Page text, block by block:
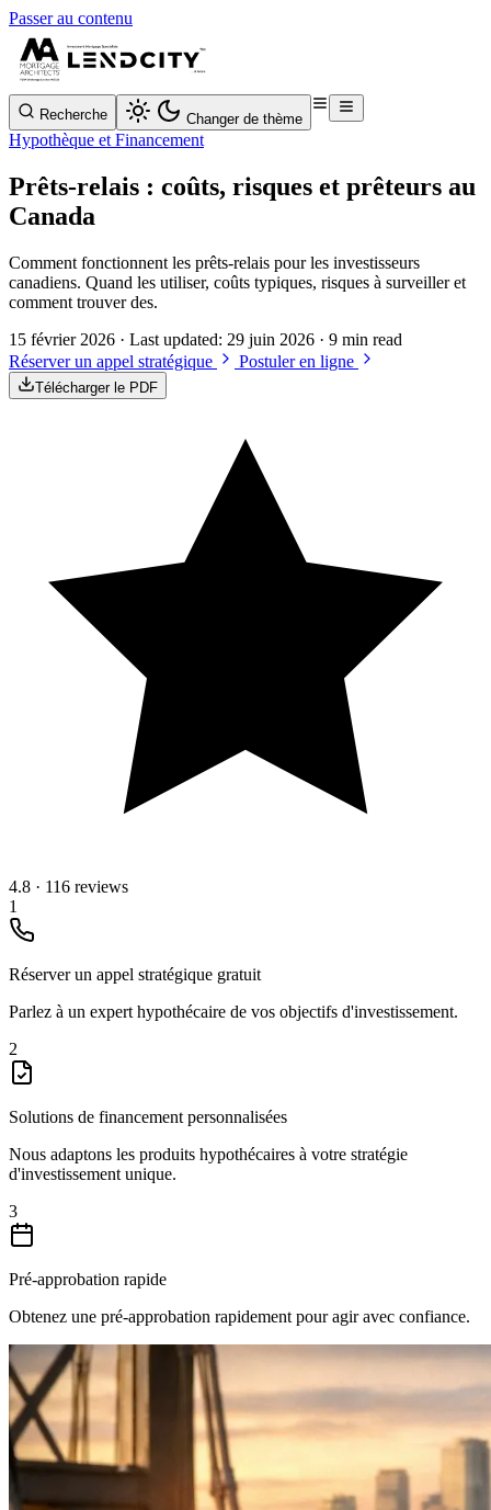
Passer au contenu
Recherche Changer de thème
Hypothèque et Financement
Prêts-relais : coûts, risques et prêteurs au
Canada
Comment fonctionnent les prêts-relais pour les investisseurs
canadiens. Quand les utiliser, coûts typiques, risques à surveiller et
comment trouver des.
15 février 2026 · Last updated: 29 juin 2026 · 9 min read
Réserver un appel stratégique
Postuler en ligne
Télécharger le PDF
4.8 · 116 reviews
1
Réserver un appel stratégique gratuit
Parlez à un expert hypothécaire de vos objectifs d'investissement.
2
Solutions de financement personnalisées
Nous adaptons les produits hypothécaires à votre stratégie
d'investissement unique.
3
Pré-approbation rapide
Obtenez une pré-approbation rapidement pour agir avec confiance.